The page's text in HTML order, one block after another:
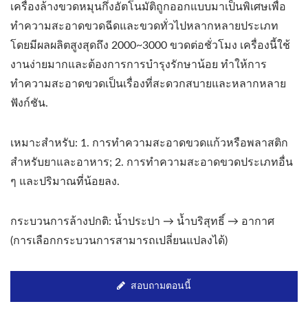
เครื่องล้างขวดหมุนกึ่งอัตโนมัติถูกออกแบบมาเป็นพิเศษเพื่อ
ทำความสะอาดขวดฉีดและขวดทั่วไปหลากหลายประเภท
โดยมีผลผลิตสูงสุดถึง 2000~3000 ขวดต่อชั่วโมง เครื่องนี้ใช้
งานง่ายมากและต้องการการบำรุงรักษาน้อย ทำให้การ
ทำความสะอาดขวดเป็นเรื่องที่สะดวกสบายและหลากหลาย
ฟังก์ชัน.
เหมาะสำหรับ: 1. การทำความสะอาดขวดแก้วหรือพลาสติก
สำหรับยาและอาหาร; 2. การทำความสะอาดขวดประเภทอื่น
ๆ และปริมาณที่น้อยลง.
กระบวนการล้างปกติ: น้ำประปา → น้ำบริสุทธิ์ → อากาศ
(การเลือกกระบวนการสามารถเปลี่ยนแปลงได้)
สอบถามตอนนี้